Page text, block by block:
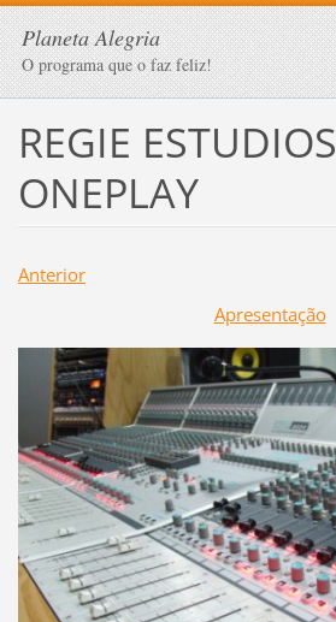
Planeta Alegria
O programa que o faz feliz!
REGIE ESTUDIOS
ONEPLAY
Anterior
Apresentação